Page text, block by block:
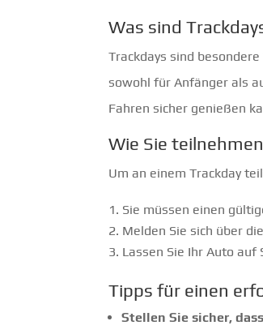
Was sind
Trackdays sind
sowohl für Anfänger als
Fahren sicher genießen
Wie Sie
Um an einem Trackday
Sie müssen einen
Melden Sie sich über
Lassen Sie Ihr Auto
Tipps für einen
Stellen Sie sicher,